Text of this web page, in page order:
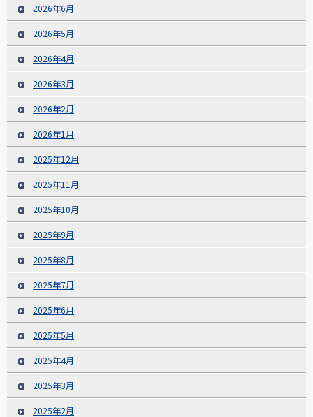
2026年6月
2026年5月
2026年4月
2026年3月
2026年2月
2026年1月
2025年12月
2025年11月
2025年10月
2025年9月
2025年8月
2025年7月
2025年6月
2025年5月
2025年4月
2025年3月
2025年2月